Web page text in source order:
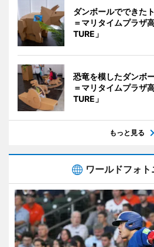
ダンボールでできた
＝マリタイムプラザ
TURE」
恐竜を模したダンボ
＝マリタイムプラザ
TURE」
もっと見る
ワールドフォト